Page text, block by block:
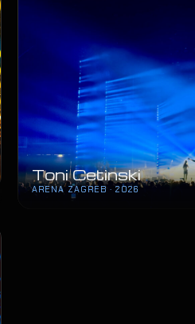
Toni Cetinski
ARENA ZAGREB · 2026